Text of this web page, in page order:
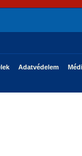
Adatvédelem